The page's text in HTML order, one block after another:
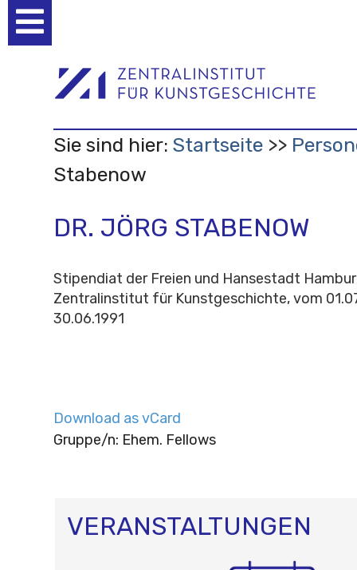
Werkzeuge
Sie sind hier: Startseite
Stabenow
DR. JÖRG STABENOW
Stipendiat der Freien und Hansestadt
Zentralinstitut für Kunstgeschichte, vom
30.06.1991
Download as vCard
Gruppe/n: Ehem. Fellows
VERANSTALTUNGEN